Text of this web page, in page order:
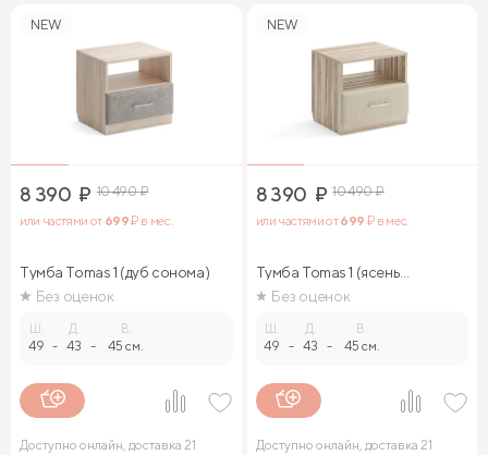
NEW
8 390 ₽ 10 490₽
или частями от 699₽ в мес.
Тумба Tomas 1 (дуб сонома)
Без оценок
49 -
Д.
43 -
В.
45 см.
Доступно онлайн, доставка 21
NEW
8 390 ₽ 10 490₽
или частями от699 ₽ в мес.
Тумба Tomas 1 (ясень
ориноко)
Без оценок
49 -
Д.
43 -
В.
45 см.
Доступно онлайн, доставка 21